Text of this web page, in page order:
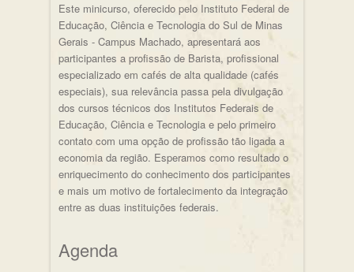
Este minicurso, oferecido pelo Instituto Federal de
Educação, Ciência e Tecnologia do Sul de Minas
Gerais - Campus Machado, apresentará aos
participantes a profissão de Barista, profissional
especializado em cafés de alta qualidade (cafés
especiais), sua relevância passa pela divulgação
dos cursos técnicos dos Institutos Federais de
Educação, Ciência e Tecnologia e pelo primeiro
contato com uma opção de profissão tão ligada a
economia da região. Esperamos como resultado o
enriquecimento do conhecimento dos participantes
e mais um motivo de fortalecimento da integração
entre as duas instituições federais.
Agenda